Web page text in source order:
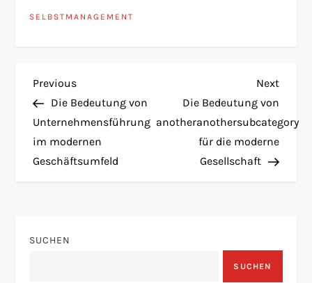
SELBSTMANAGEMENT
B
e
i
a
Previous
Post
Previous
Die Bedeutung von
Unternehmensführung
im modernen
Geschäftsumfeld
Next
Post
Next
Die Bedeutung von
anotheranothersubcategory
für die moderne
Gesellschaft
SUCHEN
SUCHEN